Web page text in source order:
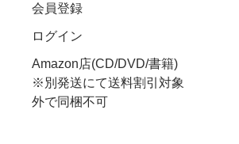
会員登録
ログイン
Amazon店(CD/DVD/書籍)
※別発送にて送料割引対象
外で同梱不可